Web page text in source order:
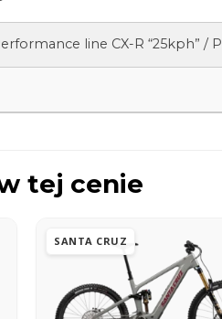
line CX-R “25kph”
tej cenie
SANTA CRUZ